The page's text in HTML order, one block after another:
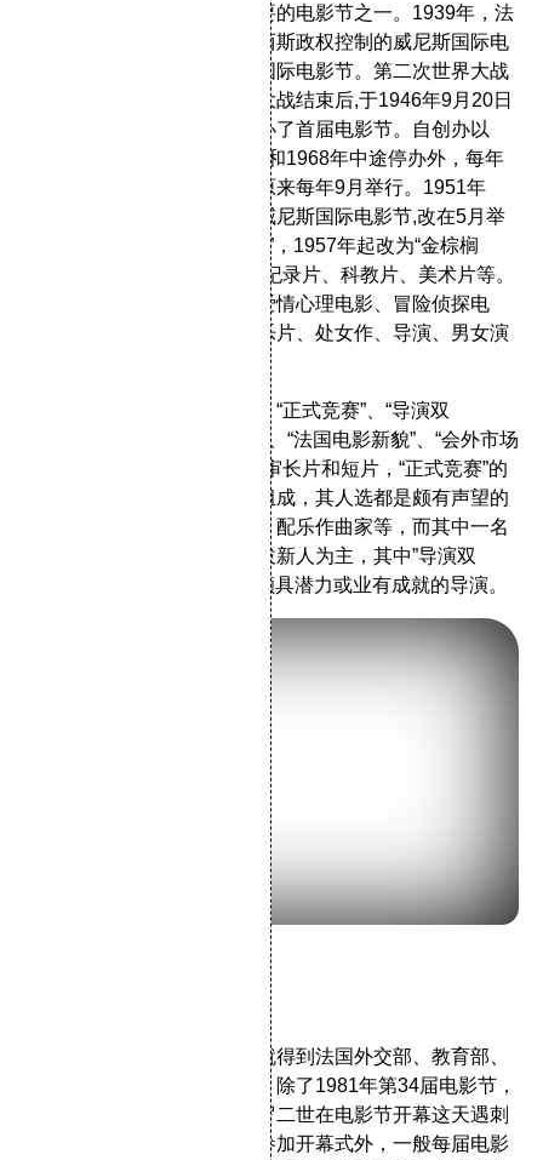
城电影节，世界最大、最重要的电影节之一。1939年，法
国为了对抗当时受意大利法西斯政权控制的威尼斯国际电
影节，决定创办法国自己的国际电影节。第二次世界大战
爆发使筹备工作停顿下来。大战结束后,于1946年9月20日
在法国南部旅游胜地戛纳举办了首届电影节。自创办以
来，除1948年、1950年停办和1968年中途停办外，每年
举行一次，为期两周左右。原来每年9月举行。1951年
起，为了在时间上争取早于威尼斯国际电影节,改在5月举
行。1956年最高奖为“金鸭奖”，1957年起改为“金棕榈
奖”，分别授予最佳故事片、纪录片、科教片、美术片等。
此外，历年来还先后颁发过爱情心理电影、冒险侦探电
影、音乐电影、传记片、娱乐片、处女作、导演、男女演
员、编剧、摄影、剪辑等奖。
电影节的活动分为六个单元：“正式竞赛”、“导演双
周”、“一种注视”、“影评人周”、“法国电影新貌”、“会外市场
展”。有两组评审委员分别评审长片和短片，“正式竞赛”的
部分由各国电影文化界人士组成，其人选都是颇有声望的
导演、演员、编剧、影评人、配乐作曲家等，而其中一名
担任主席。非竞赛部分以提拔新人为主，其中”导演双
周”及“一种注视”发掘了不少颇具潜力或业有成就的导演。
戛纳电影节自创办之日起，就得到法国外交部、教育部、
国家电影中心的支持和资助。除了1981年第34届电影节，
因法国政局变动以及教皇保罗二世在电影节开幕这天遇刺
的原因，法国政府当局无人参加开幕式外，一般每届电影